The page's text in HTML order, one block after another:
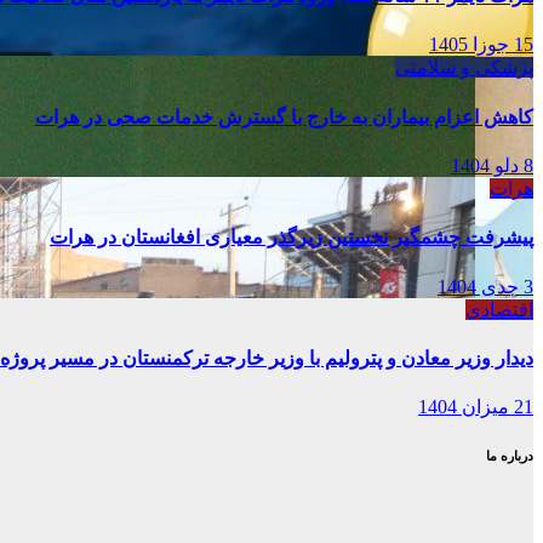
15 جوزا 1405
پزشکی و سلامتی
کاهش اعزام بیماران به خارج با گسترش خدمات صحی در هرات
8 دلو 1404
هرات
پیشرفت چشمگیر نخستین زیرگذر معیاری افغانستان در هرات
3 جدی 1404
اقتصادی
دیدار وزیر معادن و پترولیم با وزیر خارجه ترکمنستان در مسیر پروژه
21 میزان 1404
درباره ما